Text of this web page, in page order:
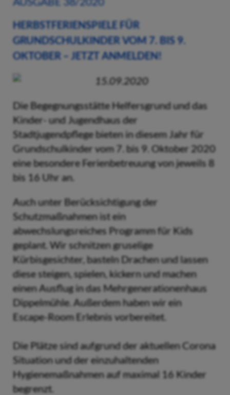
HERBSTFERIENSPIELE FÜR
GRUNDSCHULKINDER VOM 7. BIS 9.
OKTOBER – JETZT ANMELDEN!
15.09.2020
Die Begegnungsstätte Helfersgrund und das
Kinder- und Jugendhaus der
Stadtjugendpflege bieten in diesem Jahr für
Grundschulkinder vom 7. bis 9. Oktober 2020
eine besondere Ferienbetreuung von jeweils 8
bis 16 Uhr an.
Auch unter Berücksichtigung der
Schutzmaßnahmen ist ein
abwechslungsreiches Programm für Kids
geplant. Wir schnitzen gruselige
Kürbisgesichter, basteln Drachen und lassen
diese steigen, spielen, kickern und machen
einen Ausflug in das Mehrgenerationenhaus
Dippelmühle. Außerdem haben wir ein
Escape-Room Erlebnis vorbereitet.
Die Plätze sind aufgrund der aktuellen Corona
Situation und der einzuhaltenden
Hygienemaßnahmen auf maximal 16 Kinder
begrenzt.